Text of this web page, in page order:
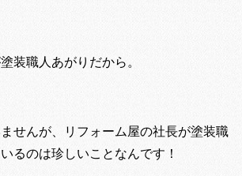
装職人あがりだから。
せんが、リフォーム屋の社長が塗装職
るのは珍しいことなんです！